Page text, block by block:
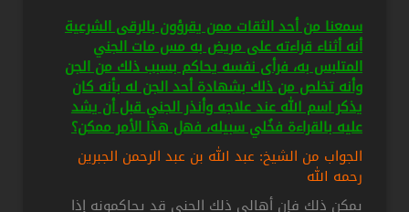
سمعنا من أحد الثقات ممن يقرؤون بالرقى الشرعية
أنه أثناء قراءته على مريض به مس مات الجني
المتلبس به، فرأى نفسه يحاكم بسبب ذلك من الجن
وأنه تخلص من ذلك بشهادة أحد الجن له بأنه كان
يذكر اسم الله عند علاجه وأنذر الجني قبل أن يشد
عليه بالقراءة فخُلي سبيله، فهل هذا الأمر ممكن؟
الجواب من الشيخ: عبد الله بن عبد الرحمن الجبرين
رحمه الله
يمكن ذلك فإن أهالي ذلك الجني قد يحاكمونه إذا